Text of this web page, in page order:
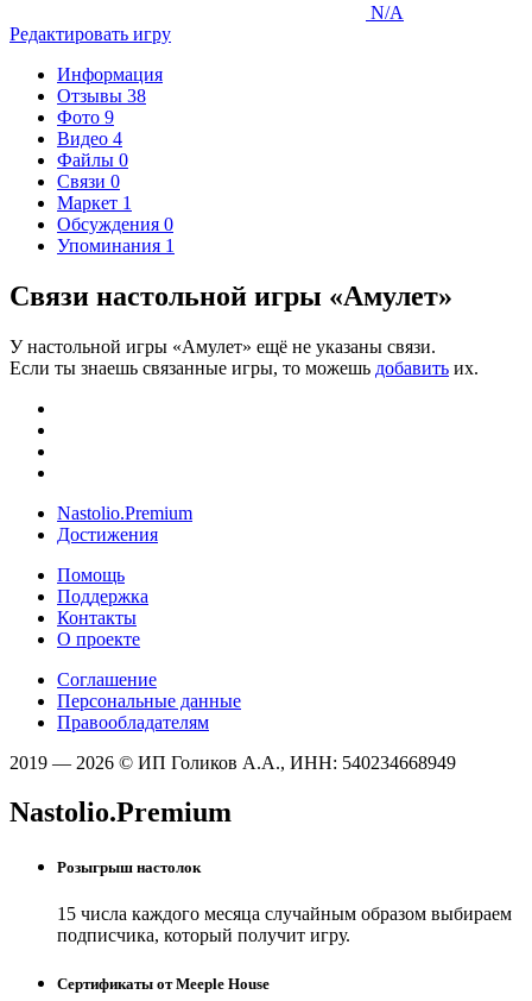
N/A
Редактировать игру
Информация
Отзывы 38
Фото 9
Видео 4
Файлы 0
Связи 0
Маркет 1
Обсуждения 0
Упоминания 1
Связи настольной игры «Амулет»
У настольной игры «Амулет» ещё не указаны связи.
Если ты знаешь связанные игры, то можешь добавить их.
Nastolio.Premium
Достижения
Помощь
Поддержка
Контакты
О проекте
Соглашение
Персональные данные
Правообладателям
2019 — 2026 © ИП Голиков А.А., ИНН: 540234668949
Nastolio.Premium
Розыгрыш настолок
15 числа каждого месяца случайным образом выбираем
подписчика, который получит игру.
Сертификаты от Meeple House